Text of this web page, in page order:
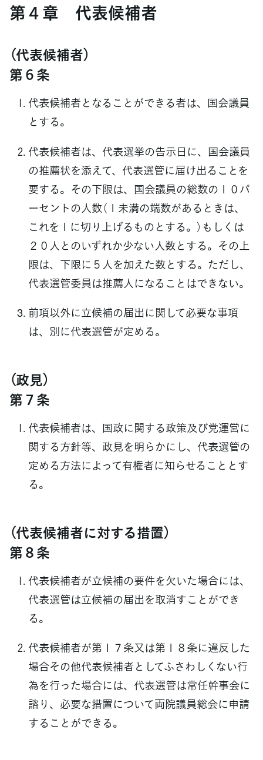
第４章 代表候補者
（代表候補者）
第６条
代表候補者となることができる者は、国会議員
とする。
代表候補者は、代表選挙の告示日に、国会議員
の推薦状を添えて、代表選管に届け出ることを
要する。その下限は、国会議員の総数の１０パ
ーセントの人数（１未満の端数があるときは、
これを１に切り上げるものとする。）もしくは
２０人とのいずれか少ない人数とする。その上
限は、下限に５人を加えた数とする。ただし、
代表選管委員は推薦人になることはできない。
前項以外に立候補の届出に関して必要な事項
は、別に代表選管が定める。
（政見）
第７条
代表候補者は、国政に関する政策及び党運営に
関する方針等、政見を明らかにし、代表選管の
定める方法によって有権者に知らせることとす
る。
（代表候補者に対する措置）
第８条
代表候補者が立候補の要件を欠いた場合には、
代表選管は立候補の届出を取消すことができ
る。
代表候補者が第１７条又は第１８条に違反した
場合その他代表候補者としてふさわしくない行
為を行った場合には、代表選管は常任幹事会に
諮り、必要な措置について両院議員総会に申請
することができる。